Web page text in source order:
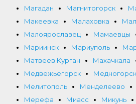
Магадан
Магнитогорск
Макеевка
Малаховка
Малоярославец
Мамаевцы
Мариинск
Мариуполь
Матвеев Курган
Махачкала
Медвежьегорск
Медногорск
Мелитополь
Менделеево
Мерефа
Миасс Микунь